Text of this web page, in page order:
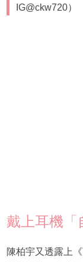
IG@ckw720）
戴上耳機「
陳柏宇又透露上